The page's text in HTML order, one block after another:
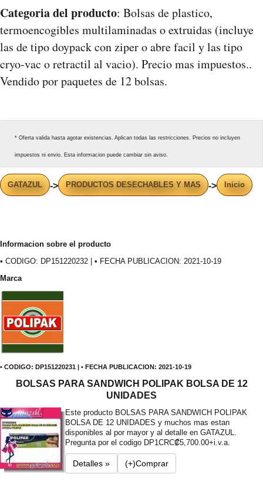
Categoria del producto: Bolsas de plastico,
termoencogibles multilaminadas o extruidas (incluye
las de tipo doypack con ziper o abre facil y las tipo
cryo-vac o retractil al vacio). Precio mas impuestos..
Vendido por paquetes de 12 bolsas.
* Oferta valida hasta agotar existencias. Aplican todas las restricciones. Precios no incluyen
impuestos ni envio. Esta informacion puede cambiar sin aviso.
GATAZUL -> PRODUCTOS DESECHABLES Y MAS -> Inicio
Informacion sobre el producto
• CODIGO: DP151220232 | • FECHA PUBLICACION: 2021-10-19
Marca
• CODIGO: DP151220231 | • FECHA PUBLICACION: 2021-10-19
BOLSAS PARA SANDWICH POLIPAK BOLSA DE 12
UNIDADES
Este producto BOLSAS PARA SANDWICH POLIPAK
BOLSA DE 12 UNIDADES y muchos mas estan
disponibles al por mayor y al detalle en GATAZUL.
Pregunta por el codigo DP1 CRC₡5,700.00+i.v.a.
Detalles » (+)Comprar